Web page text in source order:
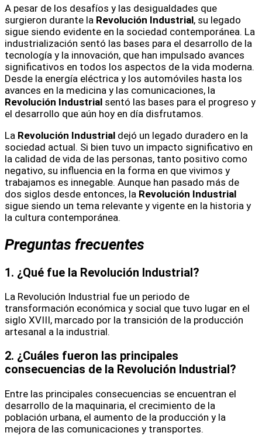
A pesar de los desafíos y las desigualdades que
surgieron durante la Revolución Industrial, su legado
sigue siendo evidente en la sociedad contemporánea. La
industrialización sentó las bases para el desarrollo de la
tecnología y la innovación, que han impulsado avances
significativos en todos los aspectos de la vida moderna.
Desde la energía eléctrica y los automóviles hasta los
avances en la medicina y las comunicaciones, la
Revolución Industrial sentó las bases para el progreso y
el desarrollo que aún hoy en día disfrutamos.
La Revolución Industrial dejó un legado duradero en la
sociedad actual. Si bien tuvo un impacto significativo en
la calidad de vida de las personas, tanto positivo como
negativo, su influencia en la forma en que vivimos y
trabajamos es innegable. Aunque han pasado más de
dos siglos desde entonces, la Revolución Industrial
sigue siendo un tema relevante y vigente en la historia y
la cultura contemporánea.
Preguntas frecuentes
1. ¿Qué fue la Revolución Industrial?
La Revolución Industrial fue un periodo de
transformación económica y social que tuvo lugar en el
siglo XVIII, marcado por la transición de la producción
artesanal a la industrial.
2. ¿Cuáles fueron las principales
consecuencias de la Revolución Industrial?
Entre las principales consecuencias se encuentran el
desarrollo de la maquinaria, el crecimiento de la
población urbana, el aumento de la producción y la
mejora de las comunicaciones y transportes.